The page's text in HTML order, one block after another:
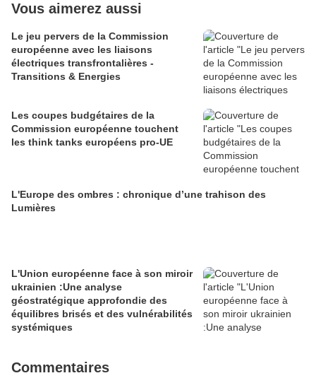
Vous aimerez aussi
Le jeu pervers de la Commission
européenne avec les liaisons
électriques transfrontalières -
Transitions & Energies
Les coupes budgétaires de la
Commission européenne touchent
les think tanks européens pro-UE
L'Europe des ombres : chronique d’une trahison des
Lumières
L'Union européenne face à son miroir
ukrainien :Une analyse
géostratégique approfondie des
équilibres brisés et des vulnérabilités
systémiques
Commentaires